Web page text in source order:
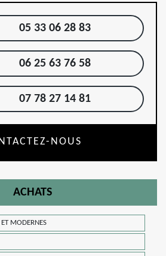
05 33 06 28 83
06 25 63 76 58
07 78 27 14 81
NOUS
ACHATS
MODERNES